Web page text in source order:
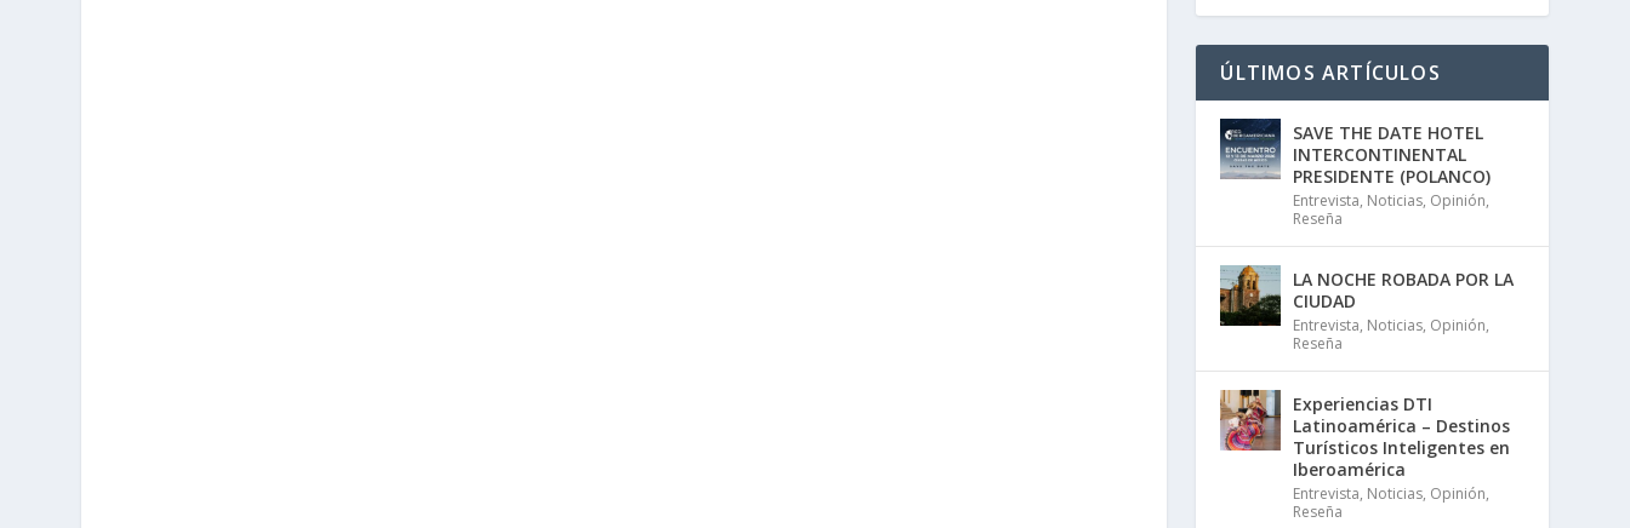
ÚLTIMOS ARTÍCULOS
SAVE THE DATE HOTEL
INTERCONTINENTAL
PRESIDENTE (POLANCO)
Entrevista, Noticias, Opinión,
Reseña
LA NOCHE ROBADA POR LA
CIUDAD
Entrevista, Noticias, Opinión,
Reseña
Experiencias DTI
Latinoamérica – Destinos
Turísticos Inteligentes en
Iberoamérica
Entrevista, Noticias, Opinión,
Reseña